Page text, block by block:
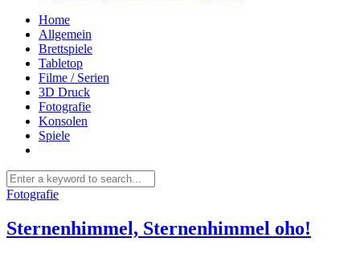
Home
Allgemein
Brettspiele
Tabletop
Filme / Serien
3D Druck
Fotografie
Konsolen
Spiele
Fotografie
Sternenhimmel, Sternenhimmel oho!